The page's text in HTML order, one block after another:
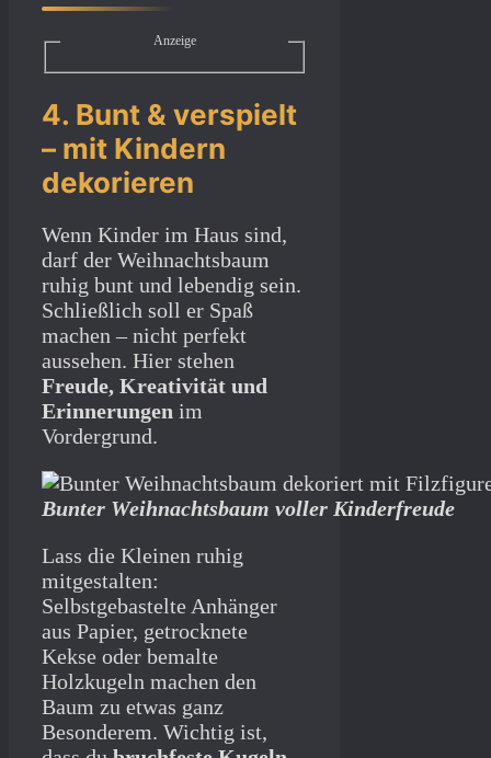
Anzeige
4. Bunt & verspielt
– mit Kindern
dekorieren
Wenn Kinder im Haus sind,
darf der Weihnachtsbaum
ruhig bunt und lebendig sein.
Schließlich soll er Spaß
machen – nicht perfekt
aussehen. Hier stehen
Freude, Kreativität und
Erinnerungen im
Vordergrund.
Bunter Weihnachtsbaum voller Kinderfreude
Lass die Kleinen ruhig
mitgestalten:
Selbstgebastelte Anhänger
aus Papier, getrocknete
Kekse oder bemalte
Holzkugeln machen den
Baum zu etwas ganz
Besonderem. Wichtig ist,